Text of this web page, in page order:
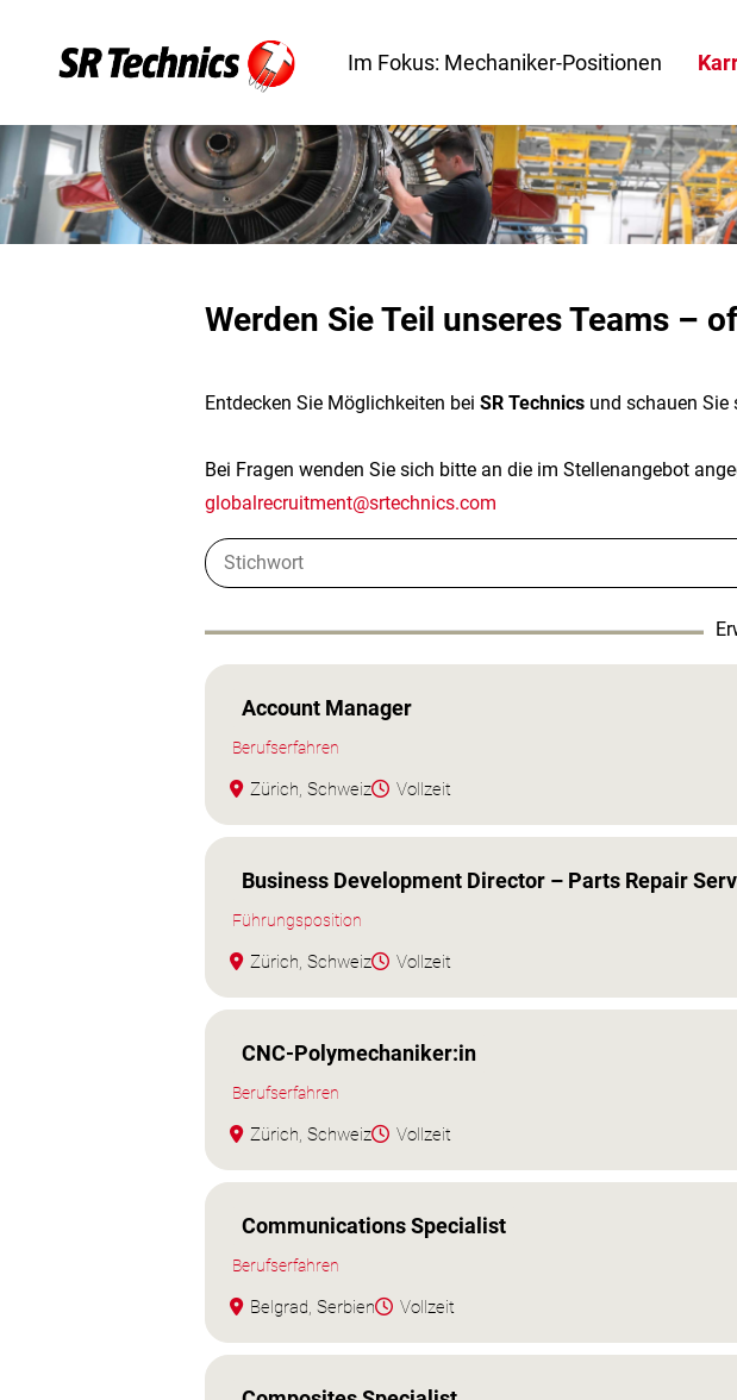
Im Fokus: Mechaniker-Positionen
Werden Sie Teil unseres Teams –
Entdecken Sie Möglichkeiten bei SR Technics und schauen
Bei Fragen wenden Sie sich bitte an die im Stellenangebot
globalrecruitment@srtechnics.com
Account Manager
Berufserfahren
Zürich, Schweiz Vollzeit
Business Development Director – Parts Repair
Führungsposition
Zürich, Schweiz Vollzeit
CNC‑Polymechaniker:in
Berufserfahren
Zürich, Schweiz Vollzeit
Communications Specialist
Berufserfahren
Belgrad, Serbien Vollzeit